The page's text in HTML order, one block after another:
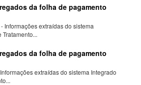
da folha de pagamento
Informações extraídas do sistema
Tratamento...
da folha de pagamento
extraídas do sistema Integrado